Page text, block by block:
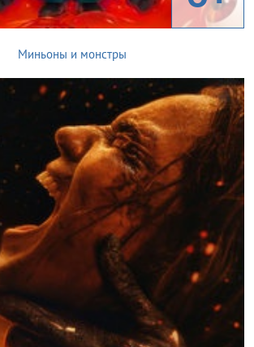
Миньоны и монстры